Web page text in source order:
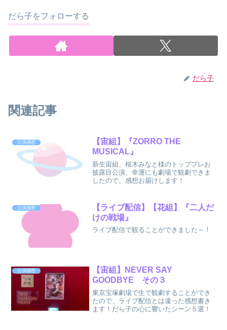
だら子をフォローする
だら子
関連記事
公演感想
【宙組】『ZORRO THE
MUSICAL』
新生宙組、桜木みなと様のトッププレお
披露目公演、幸運にも劇場で観劇できま
したので、感想お届けします！
公演感想
【ライブ配信】【花組】『二人だ
けの戦場』
ライブ配信で観ることができました～！
公演感想
【宙組】NEVER SAY
GOODBYE その３
東京宝塚劇場で生で観劇することができ
たので、ライブ配信とは違った感想書き
ます！だら子の心に響いたシーン５選！